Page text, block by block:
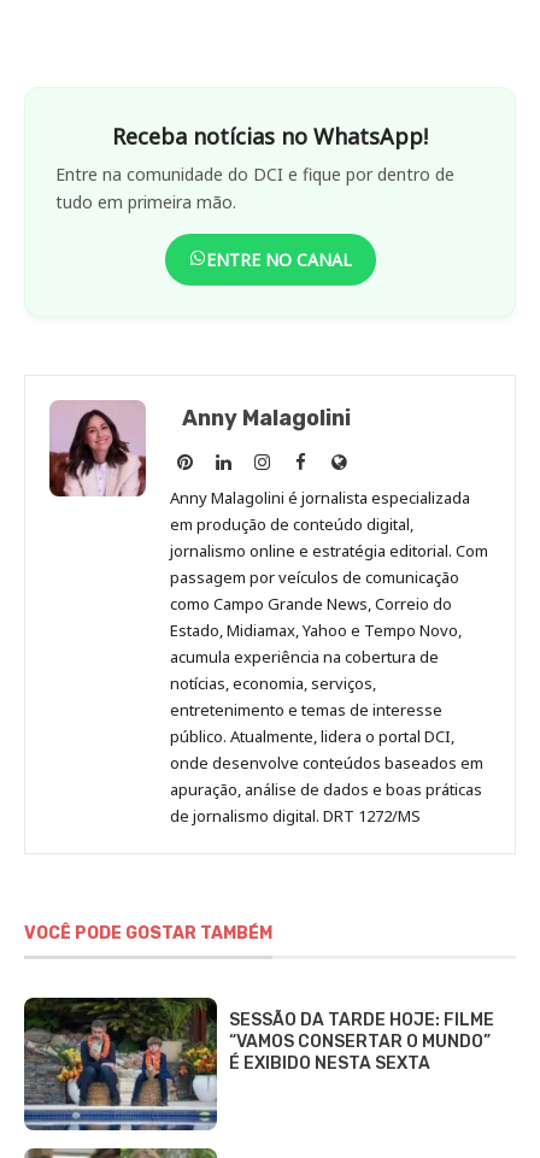
Receba notícias no WhatsApp!
Entre na comunidade do DCI e fique por dentro de
tudo em primeira mão.
ENTRE NO CANAL
Anny Malagolini
Anny
Malagolini
no
Pinterest
Anny
Malagolini
no
LinkedIn
Anny
Malagolini
no
Instagram
Anny
Malagolini
no
Facebook
Site
de
Anny
Malagolini
Anny Malagolini é jornalista especializada
em produção de conteúdo digital,
jornalismo online e estratégia editorial. Com
passagem por veículos de comunicação
como Campo Grande News, Correio do
Estado, Midiamax, Yahoo e Tempo Novo,
acumula experiência na cobertura de
notícias, economia, serviços,
entretenimento e temas de interesse
público. Atualmente, lidera o portal DCI,
onde desenvolve conteúdos baseados em
apuração, análise de dados e boas práticas
de jornalismo digital. DRT 1272/MS
VOCÊ PODE GOSTAR TAMBÉM
SESSÃO DA TARDE HOJE: FILME
“VAMOS CONSERTAR O MUNDO”
É EXIBIDO NESTA SEXTA